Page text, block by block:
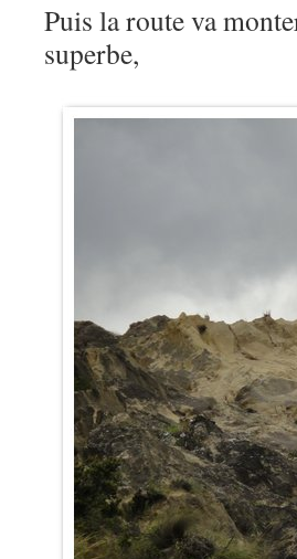
Puis la route va
superbe,